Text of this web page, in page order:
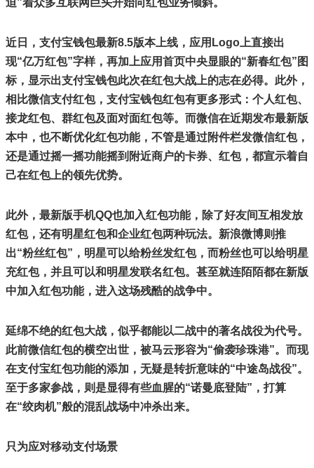
近日，支付宝钱包最新8.5版本上线，应用Logo上直接出
现“亿万红包”字样，再加上应用首页中央显眼的“新春红包”图
标，显示出支付宝钱包此次在红包大战上的志在必得。此外，
相比微信支付红包，支付宝钱包红包有更多形式：个人红包、
接龙红包、群红包及面对面红包等。而微信在近期发布最新版
本中，也不断优化红包功能，不管是通过附件栏发微信红包，
还是通过摇一摇功能摇到附近商户的卡券、红包，都宣示着自
己在红包上的领先优势。
此外，最新版手机QQ也加入红包功能，除了好友间互相发放
红包，还有明星红包和企业红包两种玩法。新浪微博则推
出“粉丝红包”，明星可以给粉丝发红包，而粉丝也可以给明星
充红包，并且可以和明星发联名红包。甚至就连陌陌都在新版
中加入红包功能，进入这场残酷的战争中。
延绵不绝的红包大战，似乎都能以二战中的著名战役为代号。
此前微信红包的横空出世，被马云形容为“偷袭珍珠港”。而现
在支付宝红包功能的添加，无疑是转折意味的“中途岛战役”。
至于多家参战，则是显得有些血腥的“诺曼底登陆”，打算
在“绞肉机”般的混乱战场中冲杀出来。
只为应对移动支付场景